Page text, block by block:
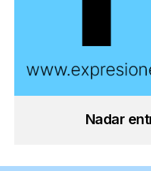
Nadar